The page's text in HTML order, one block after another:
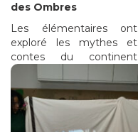
des Ombres
Les élémentaires ont
exploré les mythes et
contes du continent